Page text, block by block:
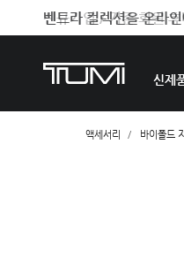
벤트라 컬렉션을 온라
신제
액세서리 바이폴드